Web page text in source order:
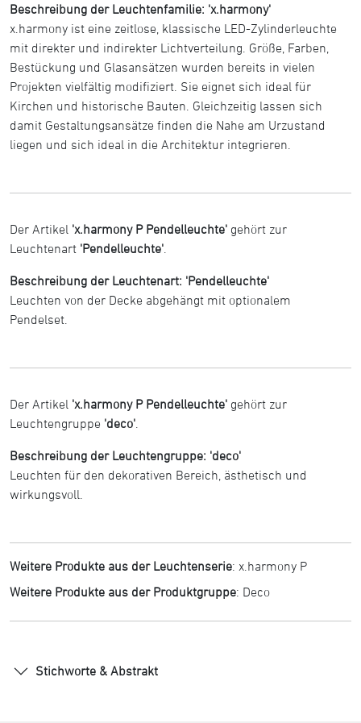
Beschreibung der Leuchtenfamilie: 'x.harmony'
x.harmony ist eine zeitlose, klassische LED-Zylinderleuchte
mit direkter und indirekter Lichtverteilung. Größe, Farben,
Bestückung und Glasansätzen wurden bereits in vielen
Projekten vielfältig modifiziert. Sie eignet sich ideal für
Kirchen und historische Bauten. Gleichzeitig lassen sich
damit Gestaltungsansätze finden die Nahe am Urzustand
liegen und sich ideal in die Architektur integrieren.
Der Artikel 'x.harmony P Pendelleuchte' gehört zur
Leuchtenart 'Pendelleuchte'
Beschreibung der Leuchtenart: 'Pendelleuchte'
Leuchten von der Decke abgehängt mit optionalem
Pendelset.
Der Artikel 'x.harmony P Pendelleuchte' gehört zur
Leuchtengruppe 'deco'
Beschreibung der Leuchtengruppe: 'deco'
Leuchten für den dekorativen Bereich, ästhetisch und
wirkungsvoll.
Weitere Produkte aus der Leuchtenserie: x.harmony P
Weitere Produkte aus der Produktgruppe: Deco
Stichworte & Abstrakt